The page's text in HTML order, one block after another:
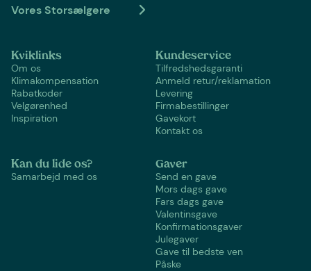
Vores Storsælgere
Kviklinks
Om os
Klimakompensation
Rabatkoder
Velgørenhed
Inspiration
Kundeservice
Tilfredshedsgaranti
Anmeld retur/reklamation
Levering
Firmabestillinger
Gavekort
Kontakt os
Kan du lide os?
Samarbejd med os
Gaver
Send en gave
Mors dags gave
Fars dags gave
Valentinsgave
Konfirmationsgaver
Julegaver
Gave til bedste ven
Påske